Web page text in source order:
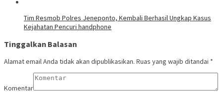
Tim Resmob Polres Jeneponto, Kembali Berhasil Ungkap Kasus
Kejahatan Pencuri handphone
Tinggalkan Balasan
Alamat email Anda tidak akan dipublikasikan. Ruas yang wajib ditandai *
Komentar